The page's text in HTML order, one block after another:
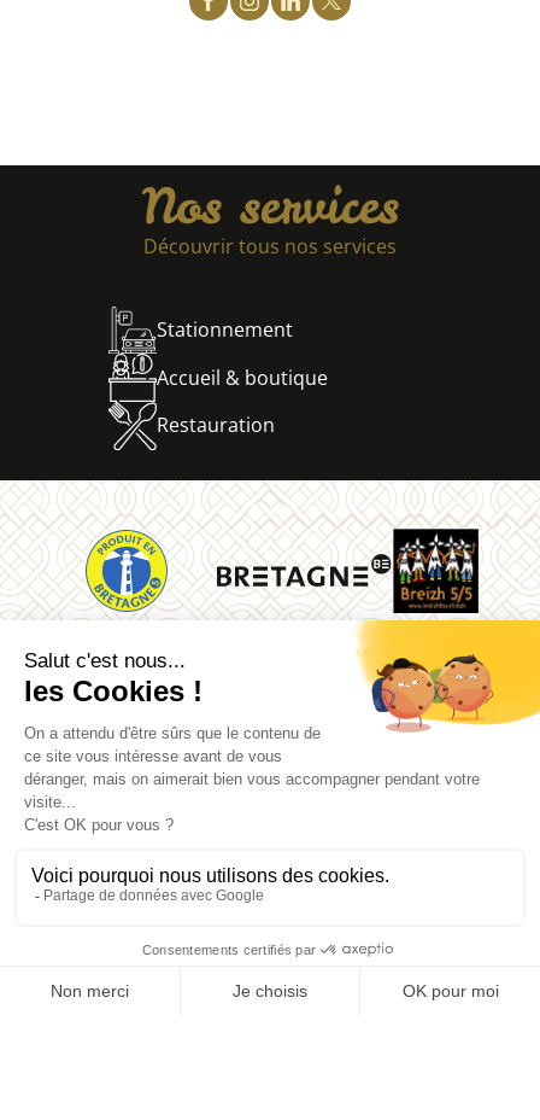
Panier Accès Pratique
Nos services
Découvrir tous nos services
Stationnement
Accueil & boutique
Restauration
Quénéquillec
22160 Carnoët
02 96 91 62 26
Mentions légales
Cookies